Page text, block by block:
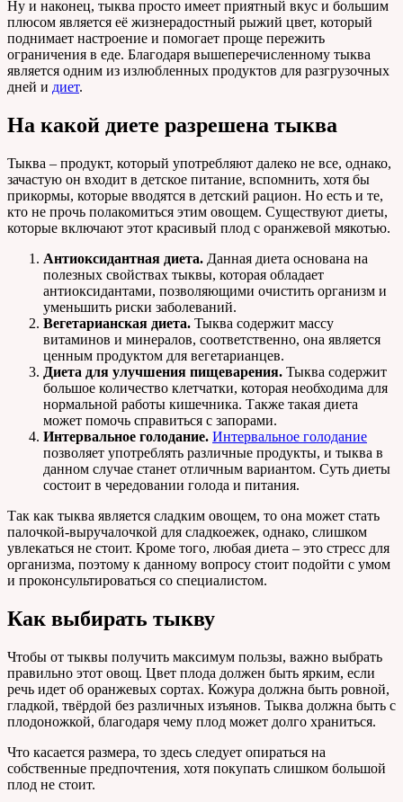
Ну и наконец, тыква просто имеет приятный вкус и большим
плюсом является её жизнерадостный рыжий цвет, который
поднимает настроение и помогает проще пережить
ограничения в еде. Благодаря вышеперечисленному тыква
является одним из излюбленных продуктов для разгрузочных
дней и диет.
На какой диете разрешена тыква
Тыква – продукт, который употребляют далеко не все, однако,
зачастую он входит в детское питание, вспомнить, хотя бы
прикормы, которые вводятся в детский рацион. Но есть и те,
кто не прочь полакомиться этим овощем. Существуют диеты,
которые включают этот красивый плод с оранжевой мякотью.
Антиоксидантная диета. Данная диета основана на
полезных свойствах тыквы, которая обладает
антиоксидантами, позволяющими очистить организм и
уменьшить риски заболеваний.
Вегетарианская диета. Тыква содержит массу
витаминов и минералов, соответственно, она является
ценным продуктом для вегетарианцев.
Диета для улучшения пищеварения. Тыква содержит
большое количество клетчатки, которая необходима для
нормальной работы кишечника. Также такая диета
может помочь справиться с запорами.
Интервальное голодание. Интервальное голодание
позволяет употреблять различные продукты, и тыква в
данном случае станет отличным вариантом. Суть диеты
состоит в чередовании голода и питания.
Так как тыква является сладким овощем, то она может стать
палочкой-выручалочкой для сладкоежек, однако, слишком
увлекаться не стоит. Кроме того, любая диета – это стресс для
организма, поэтому к данному вопросу стоит подойти с умом
и проконсультироваться со специалистом.
Как выбирать тыкву
Чтобы от тыквы получить максимум пользы, важно выбрать
правильно этот овощ. Цвет плода должен быть ярким, если
речь идет об оранжевых сортах. Кожура должна быть ровной,
гладкой, твёрдой без различных изъянов. Тыква должна быть с
плодоножкой, благодаря чему плод может долго храниться.
Что касается размера, то здесь следует опираться на
собственные предпочтения, хотя покупать слишком большой
плод не стоит.